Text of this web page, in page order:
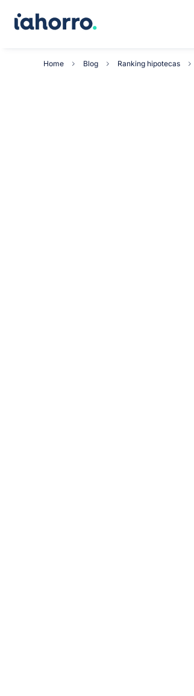
Home Blog Ranking hipotecas